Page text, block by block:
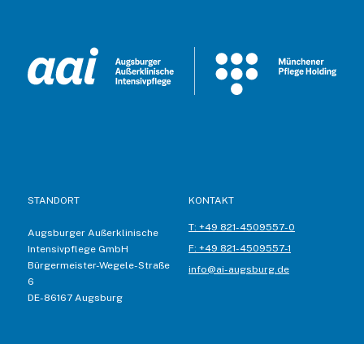
STANDORT
Augsburger Außerklinische
Intensivpflege GmbH
Bürgermeister-Wegele-Straße
6
DE-86167 Augsburg
KONTAKT
T: +49 821-4509557-0
F: +49 821-4509557-1
info@ai-augsburg.de